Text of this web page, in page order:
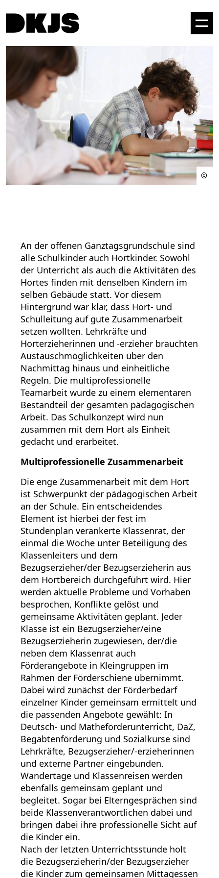
An der offenen Ganztagsgrundschule sind
alle Schulkinder auch Hortkinder. Sowohl
der Unterricht als auch die Aktivitäten des
Hortes finden mit denselben Kindern im
selben Gebäude statt. Vor diesem
Hintergrund war klar, dass Hort- und
Schulleitung auf gute Zusammenarbeit
setzen wollten. Lehrkräfte und
Horterzieherinnen und -erzieher brauchten
Austauschmöglichkeiten über den
Nachmittag hinaus und einheitliche
Regeln. Die multiprofessionelle
Teamarbeit wurde zu einem elementaren
Bestandteil der gesamten pädagogischen
Arbeit. Das Schulkonzept wird nun
zusammen mit dem Hort als Einheit
gedacht und erarbeitet.
Multiprofessionelle Zusammenarbeit
Die enge Zusammenarbeit mit dem Hort
ist Schwerpunkt der pädagogischen Arbeit
an der Schule. Ein entscheidendes
Element ist hierbei der fest im
Stundenplan verankerte Klassenrat, der
einmal die Woche unter Beteiligung des
Klassenleiters und dem
Bezugserzieher/der Bezugserzieherin aus
dem Hortbereich durchgeführt wird. Hier
werden aktuelle Probleme und Vorhaben
besprochen, Konflikte gelöst und
gemeinsame Aktivitäten geplant. Jeder
Klasse ist ein Bezugserzieher/eine
Bezugserzieherin zugewiesen, der/die
neben dem Klassenrat auch
Förderangebote in Kleingruppen im
Rahmen der Förderschiene übernimmt.
Dabei wird zunächst der Förderbedarf
einzelner Kinder gemeinsam ermittelt und
die passenden Angebote gewählt: In
Deutsch- und Matheförderunterricht, DaZ,
Begabtenförderung und Sozialkurse sind
Lehrkräfte, Bezugserzieher/-erzieherinnen
und externe Partner eingebunden.
Wandertage und Klassenreisen werden
ebenfalls gemeinsam geplant und
begleitet. Sogar bei Elterngesprächen sind
beide Klassenverantwortlichen dabei und
bringen dabei ihre professionelle Sicht auf
die Kinder ein.
Nach der letzten Unterrichtsstunde holt
die Bezugserzieherin/der Bezugserzieher
die Kinder zum gemeinsamen Mittagessen